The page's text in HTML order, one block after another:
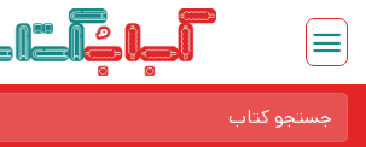
Skip
content
برای: